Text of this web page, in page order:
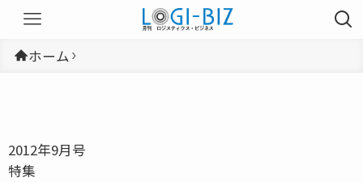
ホーム
2012年9月号
特集